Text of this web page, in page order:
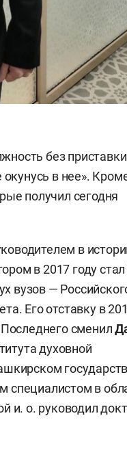
без приставки
в нее».
получил сегодня
в
в 2017 году стал
вузов —
Его отставку в
сменил
духовной
специалистом в
и. о. руководил